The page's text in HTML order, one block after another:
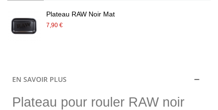
Plateau RAW Noir Mat
7,90 €
EN SAVOIR PLUS
Plateau pour rouler RAW noir